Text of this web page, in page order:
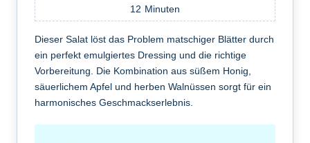
12 Minuten
Dieser Salat löst das Problem matschiger Blätter durch
ein perfekt emulgiertes Dressing und die richtige
Vorbereitung. Die Kombination aus süßem Honig,
säuerlichem Apfel und herben Walnüssen sorgt für ein
harmonisches Geschmackserlebnis.